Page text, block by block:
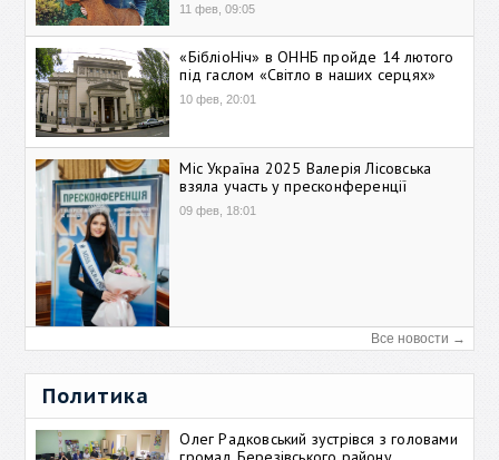
11 фев, 09:05
«БібліоНіч» в ОННБ пройде 14 лютого
під гаслом «Світло в наших серцях»
10 фев, 20:01
Міс Україна 2025 Валерія Лісовська
взяла участь у пресконференції
09 фев, 18:01
Все новости →
Политика
Олег Радковський зустрівся з головами